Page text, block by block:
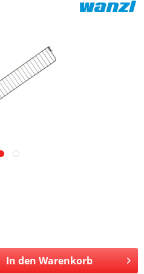
In den Warenkorb